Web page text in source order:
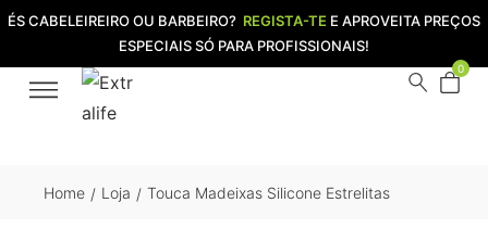
ÉS CABELEIREIRO OU BARBEIRO? REGISTA-TE E APROVEITA PREÇOS
ESPECIAIS SÓ PARA PROFISSIONAIS!
0
Home / Loja / Touca Madeixas Silicone Estrelitas